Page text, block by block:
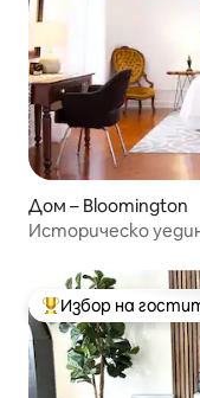
Дом – Bloomington
Историческо
Най-популярен
Избор на